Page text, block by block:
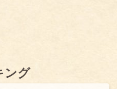
ング